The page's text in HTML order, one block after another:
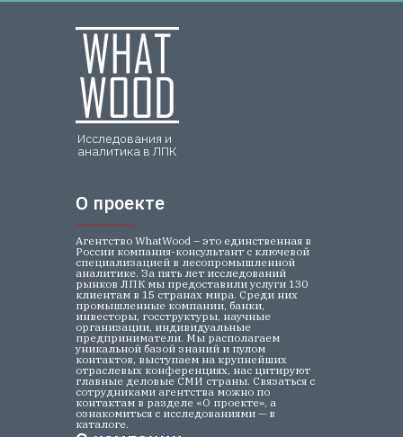
Агентство WhatWood – это единственная в
России компания-консультант с ключевой
специализацией в лесопромышленной
аналитике. За пять лет исследований
рынков ЛПК мы предоставили услуги 130
клиентам в 15 странах мира. Среди них
промышленные компании, банки,
инвесторы, госструктуры, научные
организации, индивидуальные
предприниматели. Мы располагаем
уникальной базой знаний и пулом
контактов, выступаем на крупнейших
отраслевых конференциях, нас цитируют
главные деловые СМИ страны. Связаться с
сотрудниками агентства можно по
контактам в разделе «О проекте», а
ознакомиться с исследованиями — в
каталоге.
Исследования и
аналитика в ЛПК
О проекте
О проекте